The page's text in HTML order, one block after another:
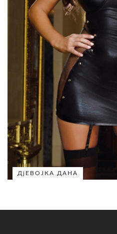
ДјЕВОЈКА ДАНА